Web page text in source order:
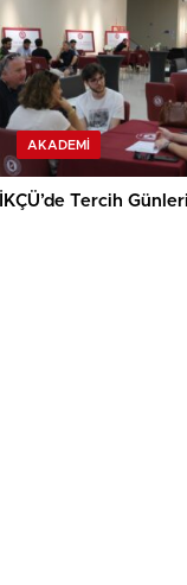
AKADEMI
İKÇÜ’de Tercih